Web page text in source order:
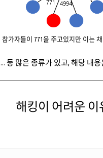
참가자들이 771을 주고있지만 이는
등 많은 종류가 있고, 해당 내
해킹이 어려운 이